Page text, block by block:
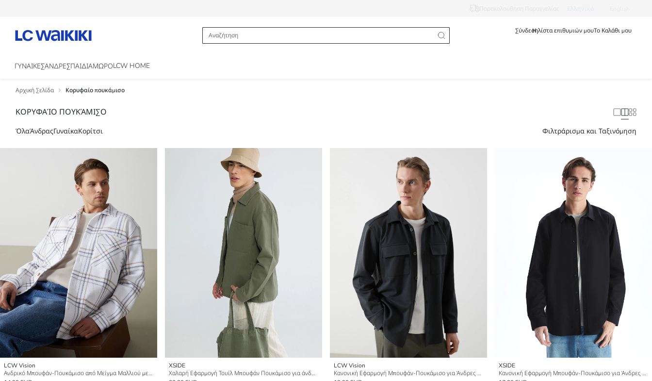
ΣύνδεσηΗ λίστα επιθυμιών μουΤο Καλάθι μου
ΓΥΝΑΙΚΕΣΑΝΔΡΕΣΠΑΙΔΙΑΜΩΡΟLCW HOME
Αρχική Σελίδα Κορυφαίο πουκάμισο
ΚΟΡΥΦΑΊΟ ΠΟΥΚΆΜΙΣΟ
ΌλαΆνδραςΓυναίκαΚορίτσι Φιλτράρισμα και Ταξινόμηση
LCW Vision
Ανδρικό Μπουφάν-Πουκάμισο από Μείγμα Μαλλιού με Κανονική Εφαρμογή και Καρό Σχέδιο
XSIDE
Χαλαρή Εφαρμογή Τουίλ Μπουφάν Πουκάμισο για άνδρες
LCW Vision
Κανονική Εφαρμογή Μπουφάν-Πουκάμισο για Άνδρες με Μακριά Μανίκια
XSIDE
Κανονική Εφαρμογή Μπουφάν-Πουκάμισο για Άνδρες με Μακριά Μανίκια